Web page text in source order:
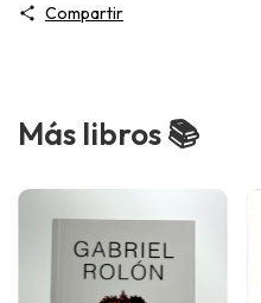
Compartir
Más libros 📚